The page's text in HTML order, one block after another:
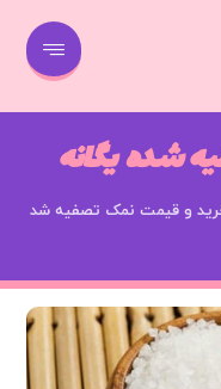
شده یگانه
و قیمت نمک تصفیه شد